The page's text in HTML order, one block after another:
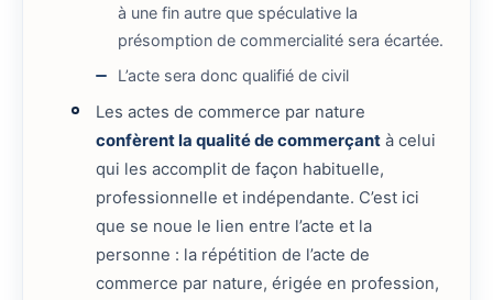
à une fin autre que spéculative la
présomption de commercialité sera écartée.
L’acte sera donc qualifié de civil
Les actes de commerce par nature
confèrent la qualité de commerçant à celui
qui les accomplit de façon habituelle,
professionnelle et indépendante. C’est ici
que se noue le lien entre l’acte et la
personne : la répétition de l’acte de
commerce par nature, érigée en profession,